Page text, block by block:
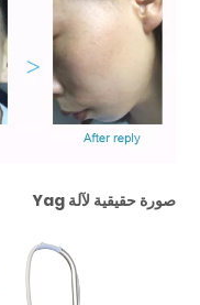
صورة حقيقية لآلة Yag